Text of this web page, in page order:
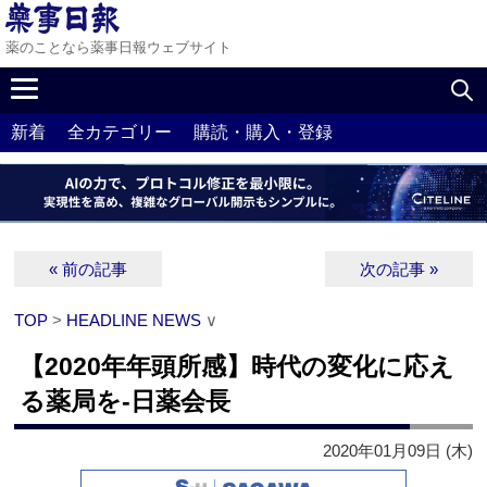
薬のことなら薬事日報ウェブサイト
新着 全カテゴリー 購読・購入・登録
« 前の記事 次の記事 »
TOP > HEADLINE NEWS ∨
【2020年年頭所感】時代の変化に応え
る薬局を‐日薬会長
2020年01月09日 (木)